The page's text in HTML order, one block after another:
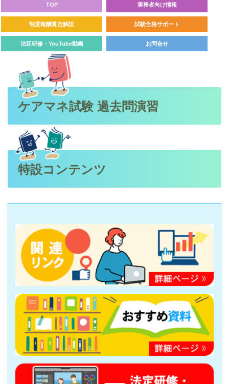
TOP 実務者向け情報
制度報酬算定解説 試験合格サポート
法廷研修・YouTube動画 お問合せ
ケアマネ試験 過去問演習
特設コンテンツ